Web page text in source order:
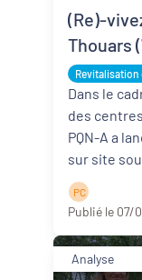
(Re)-
Thouars
Dans le
des
PQN-A a
sur site
P C
Publié le 07/
Analyse